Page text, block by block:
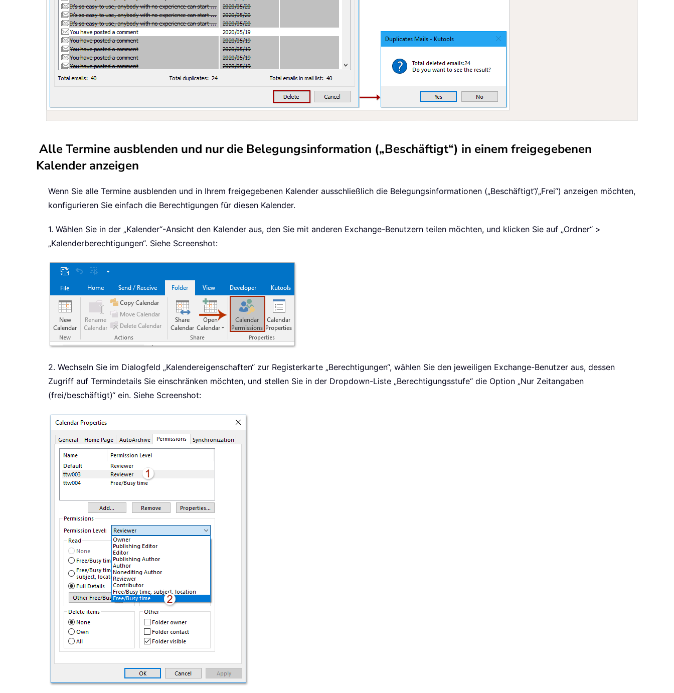
Alle Termine ausblenden und nur die Belegungsinformation („Beschäftigt“) in einem freigegebenen
Kalender anzeigen
Wenn Sie alle Termine ausblenden und in Ihrem freigegebenen Kalender ausschließlich die Belegungsinformationen („Beschäftigt“/„Frei“) anzeigen möchten,
konfigurieren Sie einfach die Berechtigungen für diesen Kalender.
1. Wählen Sie in der „Kalender“-Ansicht den Kalender aus, den Sie mit anderen Exchange-Benutzern teilen möchten, und klicken Sie auf „Ordner“ >
„Kalenderberechtigungen“. Siehe Screenshot:
2. Wechseln Sie im Dialogfeld „Kalendereigenschaften“ zur Registerkarte „Berechtigungen“, wählen Sie den jeweiligen Exchange-Benutzer aus, dessen
Zugriff auf Termindetails Sie einschränken möchten, und stellen Sie in der Dropdown-Liste „Berechtigungsstufe“ die Option „Nur Zeitangaben
(frei/beschäftigt)“ ein. Siehe Screenshot: